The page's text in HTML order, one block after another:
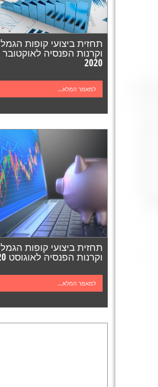
תחזית ביצועי קופות הגמל
וקרנות הפנסיה לאוקטובר
2020
למאמר המלא...
תחזית ביצועי קופות הגמל
וקרנות הפנסיה לאוגוסט 2020
למאמר המלא...